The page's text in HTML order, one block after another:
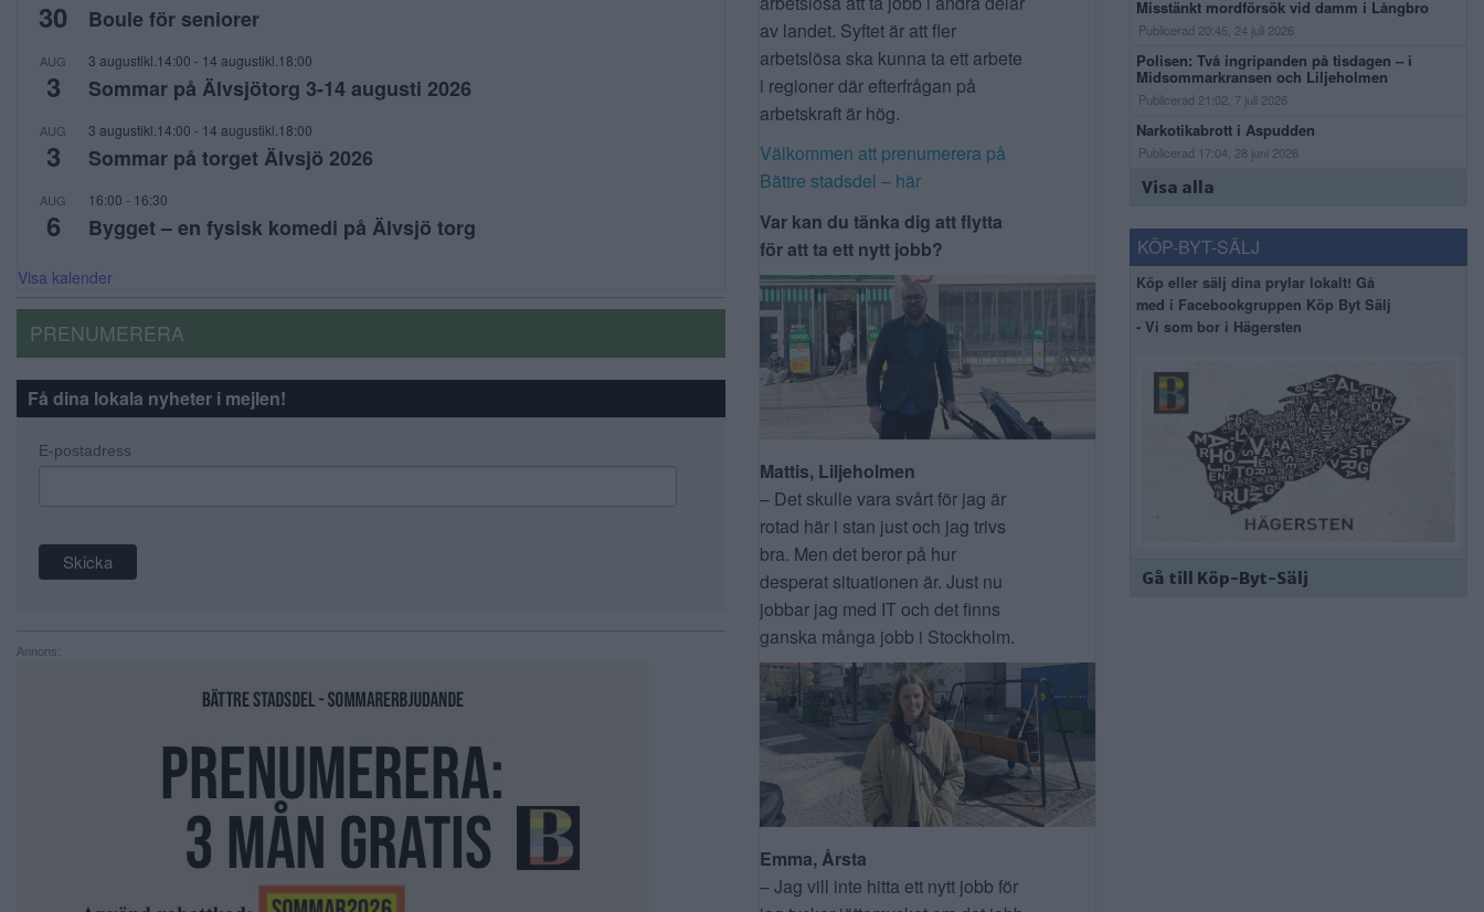
30 Boule för seniorer
AUG
3
3 augustikl.14:00 - 14 augustikl.18:00
Sommar på Älvsjötorg 3-14 augusti 2026
AUG
3
3 augustikl.14:00 - 14 augustikl.18:00
Sommar på torget Älvsjö 2026
AUG
6
16:00 - 16:30
Bygget – en fysisk komedi på Älvsjö torg
Visa kalender
PRENUMERERA
Få dina lokala nyheter i mejlen!
E-postadress
Annons:
av landet. Syftet är att fler
arbetslösa ska kunna ta ett arbete
i regioner där efterfrågan på
arbetskraft är hög.
Välkommen att prenumerera på
Bättre stadsdel – här
Var kan du tänka dig att flytta
för att ta ett nytt jobb?
Mattis, Liljeholmen
– Det skulle vara svårt för jag är
rotad här i stan just och jag trivs
bra. Men det beror på hur
desperat situationen är. Just nu
jobbar jag med IT och det finns
ganska många jobb i Stockholm.
Emma, Årsta
– Jag vill inte hitta ett nytt jobb för
Misstänkt mordförsök vid damm i Långbro
Publicerad 20:45, 24 juli 2026
Polisen: Två ingripanden på tisdagen – i
Midsommarkransen och Liljeholmen
Publicerad 21:02, 7 juli 2026
Narkotikabrott i Aspudden
Publicerad 17:04, 28 juni 2026
Visa alla
KÖP-BYT-SÄLJ
Köp eller sälj dina prylar lokalt! Gå
med i Facebookgruppen Köp Byt Sälj
- Vi som bor i Hägersten
Gå till Köp-Byt-Sälj